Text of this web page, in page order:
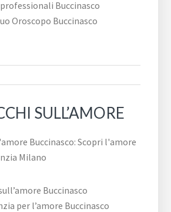
Buccinasco
Oroscopo Buccinasco
SULL’AMORE
Buccinasco
per l’amore Buccinasco